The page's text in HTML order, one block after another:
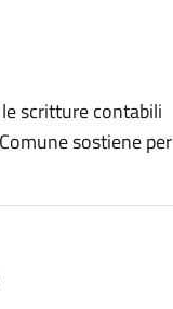
scritture contabili
sostiene per